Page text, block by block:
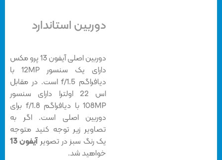
دوربین استاندارد
دوربین اصلی آیفون 13 پرو مکس
دارای یک سنسور 12MP با
دیافراگم f/1.5 است. در مقابل
اس 22 اولترا دارای سنسور
108MP با دیافراگم f/1.8 برای
دوربین اصلی است. اگر به
تصاویر زیر توجه کنید متوجه
یک رنگ سبز در تصویرآیفون 13
خواهید شد.